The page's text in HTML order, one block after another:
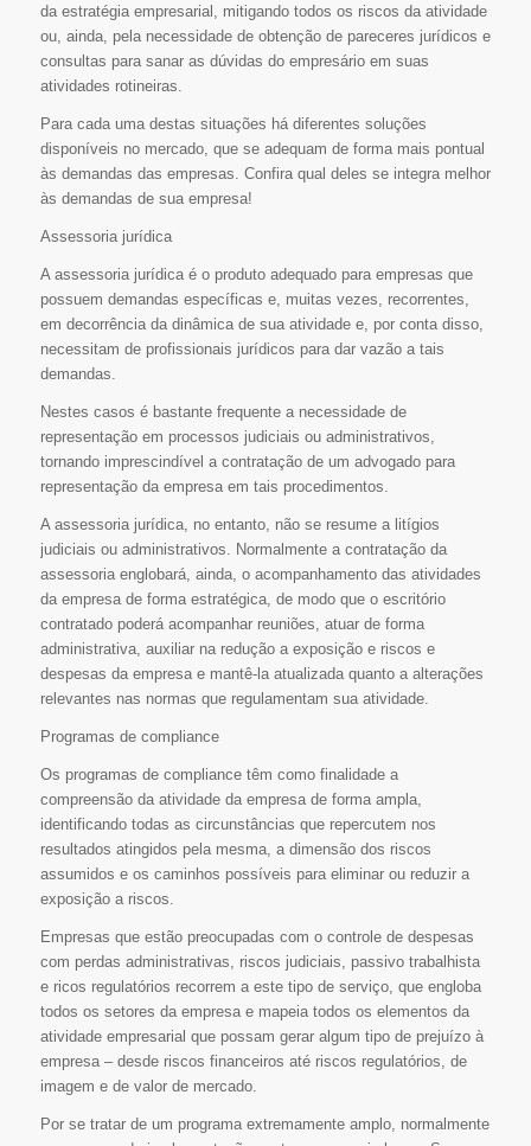
da estratégia empresarial, mitigando todos os riscos da atividade
ou, ainda, pela necessidade de obtenção de pareceres jurídicos e
consultas para sanar as dúvidas do empresário em suas
atividades rotineiras.
Para cada uma destas situações há diferentes soluções
disponíveis no mercado, que se adequam de forma mais pontual
às demandas das empresas. Confira qual deles se integra melhor
às demandas de sua empresa!
Assessoria jurídica
A assessoria jurídica é o produto adequado para empresas que
possuem demandas específicas e, muitas vezes, recorrentes,
em decorrência da dinâmica de sua atividade e, por conta disso,
necessitam de profissionais jurídicos para dar vazão a tais
demandas.
Nestes casos é bastante frequente a necessidade de
representação em processos judiciais ou administrativos,
tornando imprescindível a contratação de um advogado para
representação da empresa em tais procedimentos.
A assessoria jurídica, no entanto, não se resume a litígios
judiciais ou administrativos. Normalmente a contratação da
assessoria englobará, ainda, o acompanhamento das atividades
da empresa de forma estratégica, de modo que o escritório
contratado poderá acompanhar reuniões, atuar de forma
administrativa, auxiliar na redução a exposição e riscos e
despesas da empresa e mantê-la atualizada quanto a alterações
relevantes nas normas que regulamentam sua atividade.
Programas de compliance
Os programas de compliance têm como finalidade a
compreensão da atividade da empresa de forma ampla,
identificando todas as circunstâncias que repercutem nos
resultados atingidos pela mesma, a dimensão dos riscos
assumidos e os caminhos possíveis para eliminar ou reduzir a
exposição a riscos.
Empresas que estão preocupadas com o controle de despesas
com perdas administrativas, riscos judiciais, passivo trabalhista
e ricos regulatórios recorrem a este tipo de serviço, que engloba
todos os setores da empresa e mapeia todos os elementos da
atividade empresarial que possam gerar algum tipo de prejuízo à
empresa – desde riscos financeiros até riscos regulatórios, de
imagem e de valor de mercado.
Por se tratar de um programa extremamente amplo, normalmente